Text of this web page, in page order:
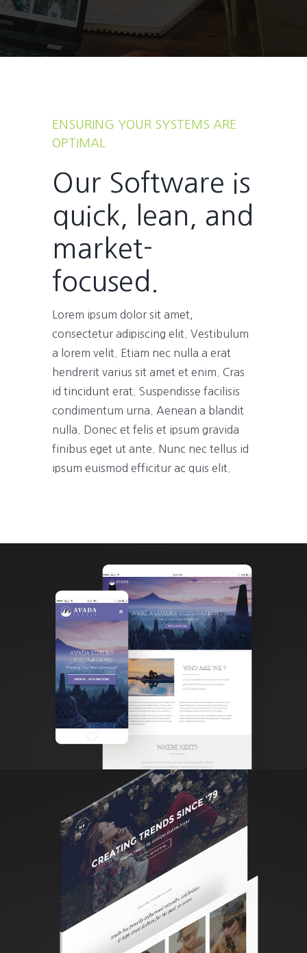
ENSURING YOUR SYSTEMS ARE
OPTIMAL
Our Software is
quick, lean, and
market-
focused.
Lorem ipsum dolor sit amet,
consectetur adipiscing elit. Vestibulum
a lorem velit. Etiam nec nulla a erat
hendrerit varius sit amet et enim. Cras
id tincidunt erat. Suspendisse facilisis
condimentum urna. Aenean a blandit
nulla. Donec et felis et ipsum gravida
finibus eget ut ante. Nunc nec tellus id
ipsum euismod efficitur ac quis elit.